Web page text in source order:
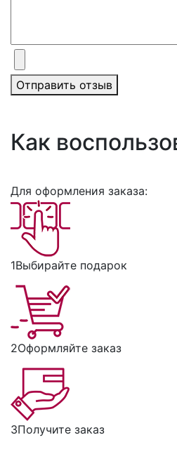
Отправить отзыв
Как
Для оформления заказа:
1Выбирайте подарок
2Оформляйте заказ
3Получите заказ